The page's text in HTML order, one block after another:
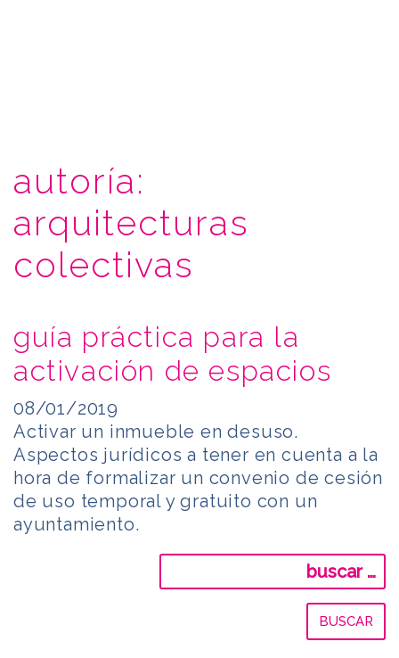
autoría:
arquitecturas
colectivas
guía práctica para la
activación de espacios
08/01/2019
Activar un inmueble en desuso.
Aspectos jurídicos a tener en cuenta a la
hora de formalizar un convenio de cesión
de uso temporal y gratuito con un
ayuntamiento.